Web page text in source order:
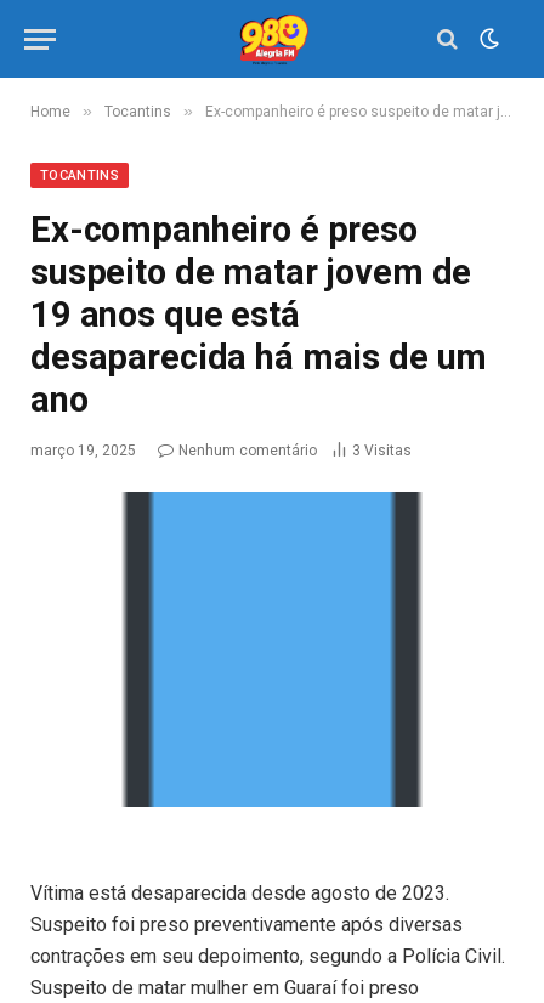
Home » Tocantins » Ex-companheiro é preso suspeito de matar jovem de 19 anos que está desaparecida há mais de um ano
TOCANTINS
Ex-companheiro é preso
suspeito de matar jovem de
19 anos que está
desaparecida há mais de um
ano
março 19, 2025 Nenhum comentário 3 Visitas
Vítima está desaparecida desde agosto de 2023.
Suspeito foi preso preventivamente após diversas
contrações em seu depoimento, segundo a Polícia Civil.
Suspeito de matar mulher em Guaraí foi preso